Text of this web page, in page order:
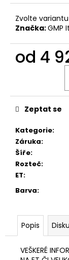
Zvolte variantu
Značka:GMP
od 4
Kategorie:
Záruka:
Šíře:
Rozteč:
ET:
Barva:
Zeptat se
Popis
VEŠKERÉ
D
o
p
o
u
j
GMP
BOOSTER
050